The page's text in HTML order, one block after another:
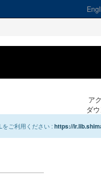
ア
ダ
をご利用ください :https://